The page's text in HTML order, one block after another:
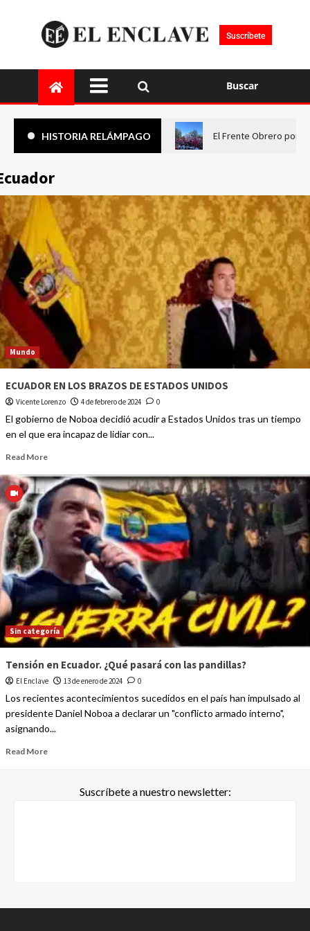
Suscríbete
Buscar
HISTORIA RELÁMPAGO El Frente Obrero pone
Mundo
ECUADOR EN LOS BRAZOS DE ESTADOS UNIDOS
Vicente Lorenzo 4 de febrero de 2024 0
El gobierno de Noboa decidió acudir a Estados Unidos tras un tiempo
en el que era incapaz de lidiar con...
Read More
Sin categoría
Tensión en Ecuador. ¿Qué pasará con las pandillas?
El Enclave 13 de enero de 2024 0
Los recientes acontecimientos sucedidos en el país han impulsado al
presidente Daniel Noboa a declarar un "conflicto armado interno",
asignando...
Read More
Suscríbete a nuestro newsletter: